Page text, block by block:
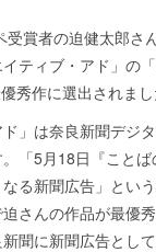
賞者の迫健太郎さ
ティブ・アド」の
秀作に選出されまし
ド」は奈良新聞デジ
「5月18日『こと
る新聞広告」とい
さんの作品が最優秀
聞に新聞広告として